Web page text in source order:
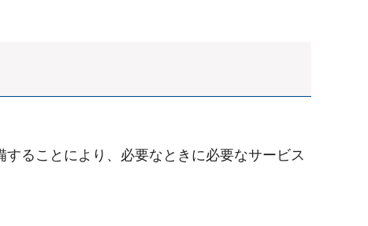
ることにより、必要なときに必要なサービス